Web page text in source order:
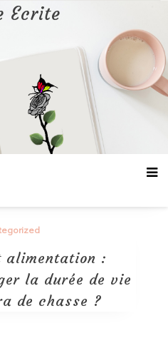
Ecrite
alimentation :
la durée de vie
de chasse ?